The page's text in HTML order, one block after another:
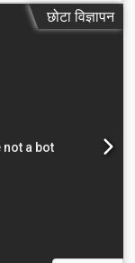
छोटा विज्ञापन